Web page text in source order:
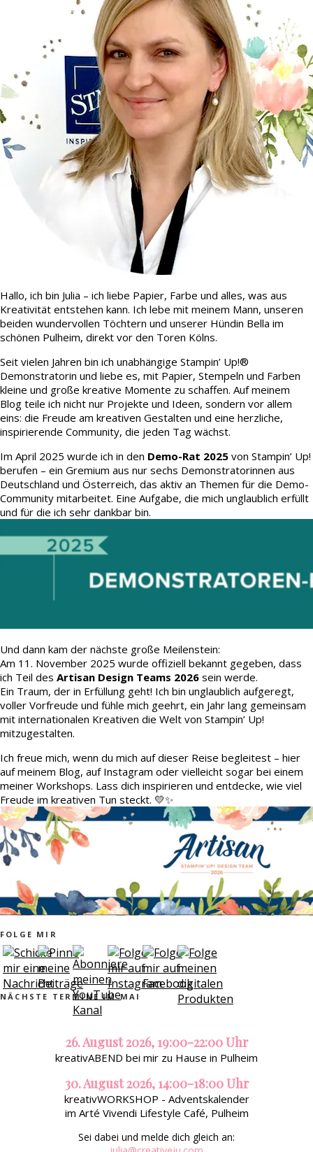
Hallo, ich bin Julia – ich liebe Papier, Farbe und alles, was aus
Kreativität entstehen kann. Ich lebe mit meinem Mann, unseren
beiden wundervollen Töchtern und unserer Hündin Bella im
schönen Pulheim, direkt vor den Toren Kölns.
Seit vielen Jahren bin ich unabhängige Stampin’ Up!®
Demonstratorin und liebe es, mit Papier, Stempeln und Farben
kleine und große kreative Momente zu schaffen. Auf meinem
Blog teile ich nicht nur Projekte und Ideen, sondern vor allem
eins: die Freude am kreativen Gestalten und eine herzliche,
inspirierende Community, die jeden Tag wächst.
Im April 2025 wurde ich in den Demo-Rat 2025 von Stampin’ Up!
berufen – ein Gremium aus nur sechs Demonstratorinnen aus
Deutschland und Österreich, das aktiv an Themen für die Demo-
Community mitarbeitet. Eine Aufgabe, die mich unglaublich erfüllt
und für die ich sehr dankbar bin.
Und dann kam der nächste große Meilenstein:
Am 11. November 2025 wurde offiziell bekannt gegeben, dass
ich Teil des Artisan Design Teams 2026 sein werde.
Ein Traum, der in Erfüllung geht! Ich bin unglaublich aufgeregt,
voller Vorfreude und fühle mich geehrt, ein Jahr lang gemeinsam
mit internationalen Kreativen die Welt von Stampin’ Up!
mitzugestalten.
Ich freue mich, wenn du mich auf dieser Reise begleitest – hier
auf meinem Blog, auf Instagram oder vielleicht sogar bei einem
meiner Workshops. Lass dich inspirieren und entdecke, wie viel
Freude im kreativen Tun steckt. 💛✨
FOLGE MIR
NÄCHSTE TERMINE IM MAI
26. August 2026, 19:00-22:00 Uhr
kreativABEND bei mir zu Hause in Pulheim
30. August 2026, 14:00-18:00 Uhr
kreativWORKSHOP - Adventskalender
im Arté Vivendi Lifestyle Café, Pulheim
Sei dabei und melde dich gleich an: